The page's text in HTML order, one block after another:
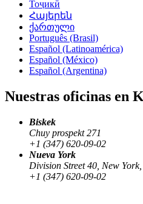
Тоҷикӣ
Հայերեն
ქართული
Português (Brasil)
Español (Latinoamérica)
Español (México)
Español (Argentina)
Nuestras oficinas en
Biskek
Chuy prospekt 271
+1 (347) 620-09-02
Nueva York
Division Street 40, New
+1 (347) 620-09-02